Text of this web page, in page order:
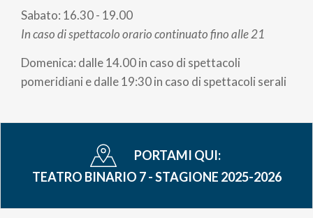
Sabato: 16.30 - 19.00
In caso di spettacolo orario continuato fino alle 21
Domenica: dalle 14.00 in caso di spettacoli
pomeridiani e dalle 19:30 in caso di spettacoli serali
PORTAMI QUI:
TEATRO BINARIO 7 - STAGIONE 2025-2026